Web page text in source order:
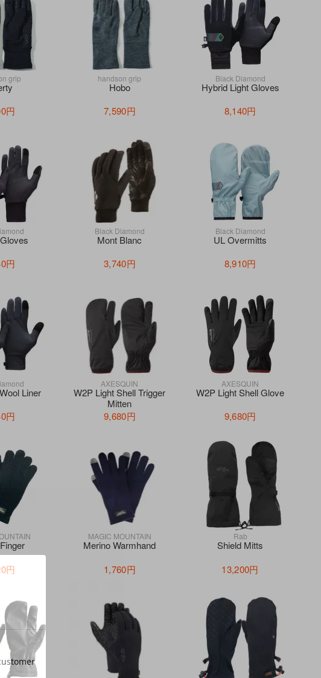
grip
円
handson grip
Hobo
7,590円
Black Diamond
Hybrid Light Gloves
8,140円
円
Black Diamond
Mont Blanc
3,740円
Black Diamond
UL Overmitts
8,910円
Liner
円
AXESQUIN
W2P Light Shell Trigger
Mitten
9,680円
AXESQUIN
W2P Light Shell Glove
9,680円
円
MAGIC MOUNTAIN
Merino Warmhand
1,760円
Rab
Shield Mitts
13,200円